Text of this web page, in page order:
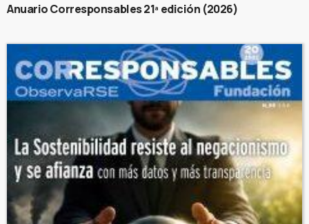
Anuario Corresponsables 21ª edición (2026)